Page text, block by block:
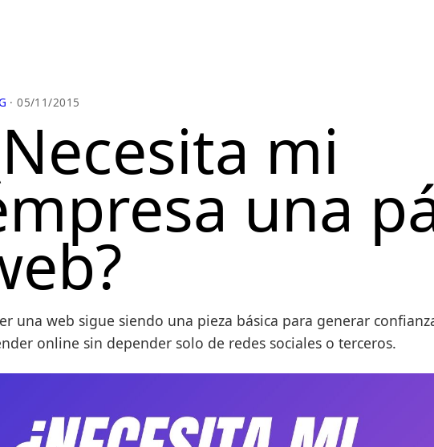
· 05/11/2015
mi
una
una web sigue siendo una pieza básica para generar
online sin depender solo de redes sociales o terceros.